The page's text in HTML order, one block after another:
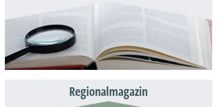
Regionalmagazin